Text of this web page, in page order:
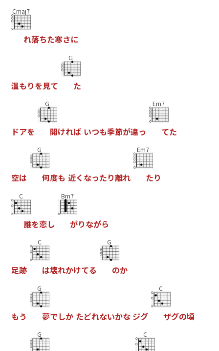
Cmaj7
れ落ちた寒さに
温もりを見て
G
た
ドアを
G
開ければ いつも季節が違っ
Em7
てた
空は
G
何度も 近く なったり離れ
Em7
たり
C
誰を恋し
Bm7
がりながら
足跡
C
は壊れかけてる
G
のか
もう
G
夢でしか たどれないかな ジグ
C
ザグの頃
G C